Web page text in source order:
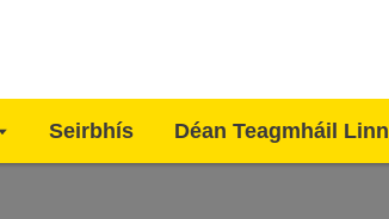
Seirbhís Déan Teagmháil Linn